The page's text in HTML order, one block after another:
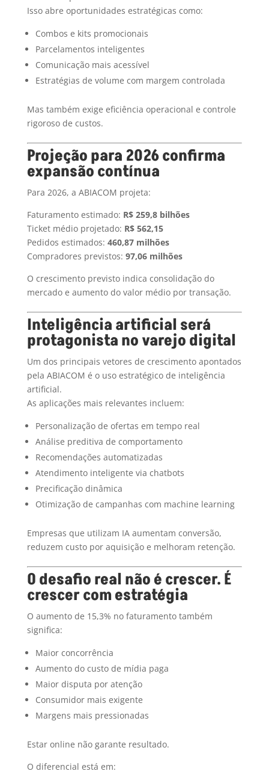
Isso abre oportunidades estratégicas como:
Combos e kits promocionais
Parcelamentos inteligentes
Comunicação mais acessível
Estratégias de volume com margem controlada
Mas também exige eficiência operacional e controle
rigoroso de custos.
Projeção para 2026 confirma
expansão contínua
Para 2026, a ABIACOM projeta:
Faturamento estimado: R$ 259,8 bilhões
Ticket médio projetado: R$ 562,15
Pedidos estimados: 460,87 milhões
Compradores previstos: 97,06 milhões
O crescimento previsto indica consolidação do
mercado e aumento do valor médio por transação.
Inteligência artificial será
protagonista no varejo digital
Um dos principais vetores de crescimento apontados
pela ABIACOM é o uso estratégico de inteligência
artificial.
As aplicações mais relevantes incluem:
Personalização de ofertas em tempo real
Análise preditiva de comportamento
Recomendações automatizadas
Atendimento inteligente via chatbots
Precificação dinâmica
Otimização de campanhas com machine learning
Empresas que utilizam IA aumentam conversão,
reduzem custo por aquisição e melhoram retenção.
O desafio real não é crescer. É
crescer com estratégia
O aumento de 15,3% no faturamento também
significa:
Maior concorrência
Aumento do custo de mídia paga
Maior disputa por atenção
Consumidor mais exigente
Margens mais pressionadas
Estar online não garante resultado.
O diferencial está em: